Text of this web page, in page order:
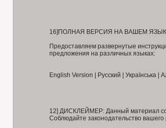
16]ПОЛНАЯ ВЕРСИЯ НА ВАШЕМ
Предоставляем развернутые
предложения на различных языках:
English Version | Русский | Українська |
12] ДИСКЛЕЙМЕР: Данный материал
Соблюдайте законодательство вашего